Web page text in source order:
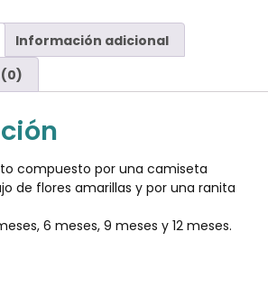
Información adicional
compuesto por una camiseta
de flores amarillas y por una ranita
6 meses, 9 meses y 12 meses.